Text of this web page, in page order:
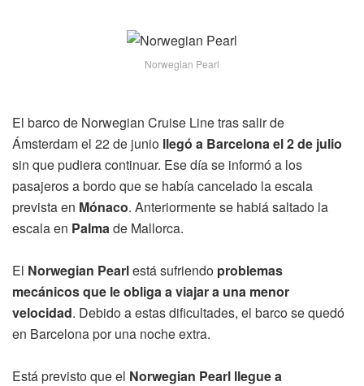
Norwegian Pearl
El barco de Norwegian Cruise Line tras salir de
Ámsterdam el 22 de junio llegó a Barcelona el 2 de julio
sin que pudiera continuar. Ese día se informó a los
pasajeros a bordo que se había cancelado la escala
prevista en Mónaco. Anteriormente se habiá saltado la
escala en Palmade Mallorca.
El Norwegian Pearlestá sufriendo problemas
mecánicos que le obliga a viajar a una menor
velocidad. Debido a estas dificultades, el barco se quedó
en Barcelona por una noche extra.
Está previsto que el Norwegian Pearl llegue a